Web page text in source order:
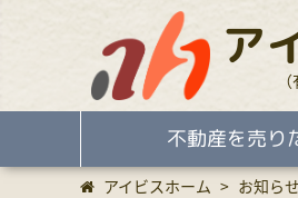
ア
不動産を売り
アイビスホーム > お知らせ